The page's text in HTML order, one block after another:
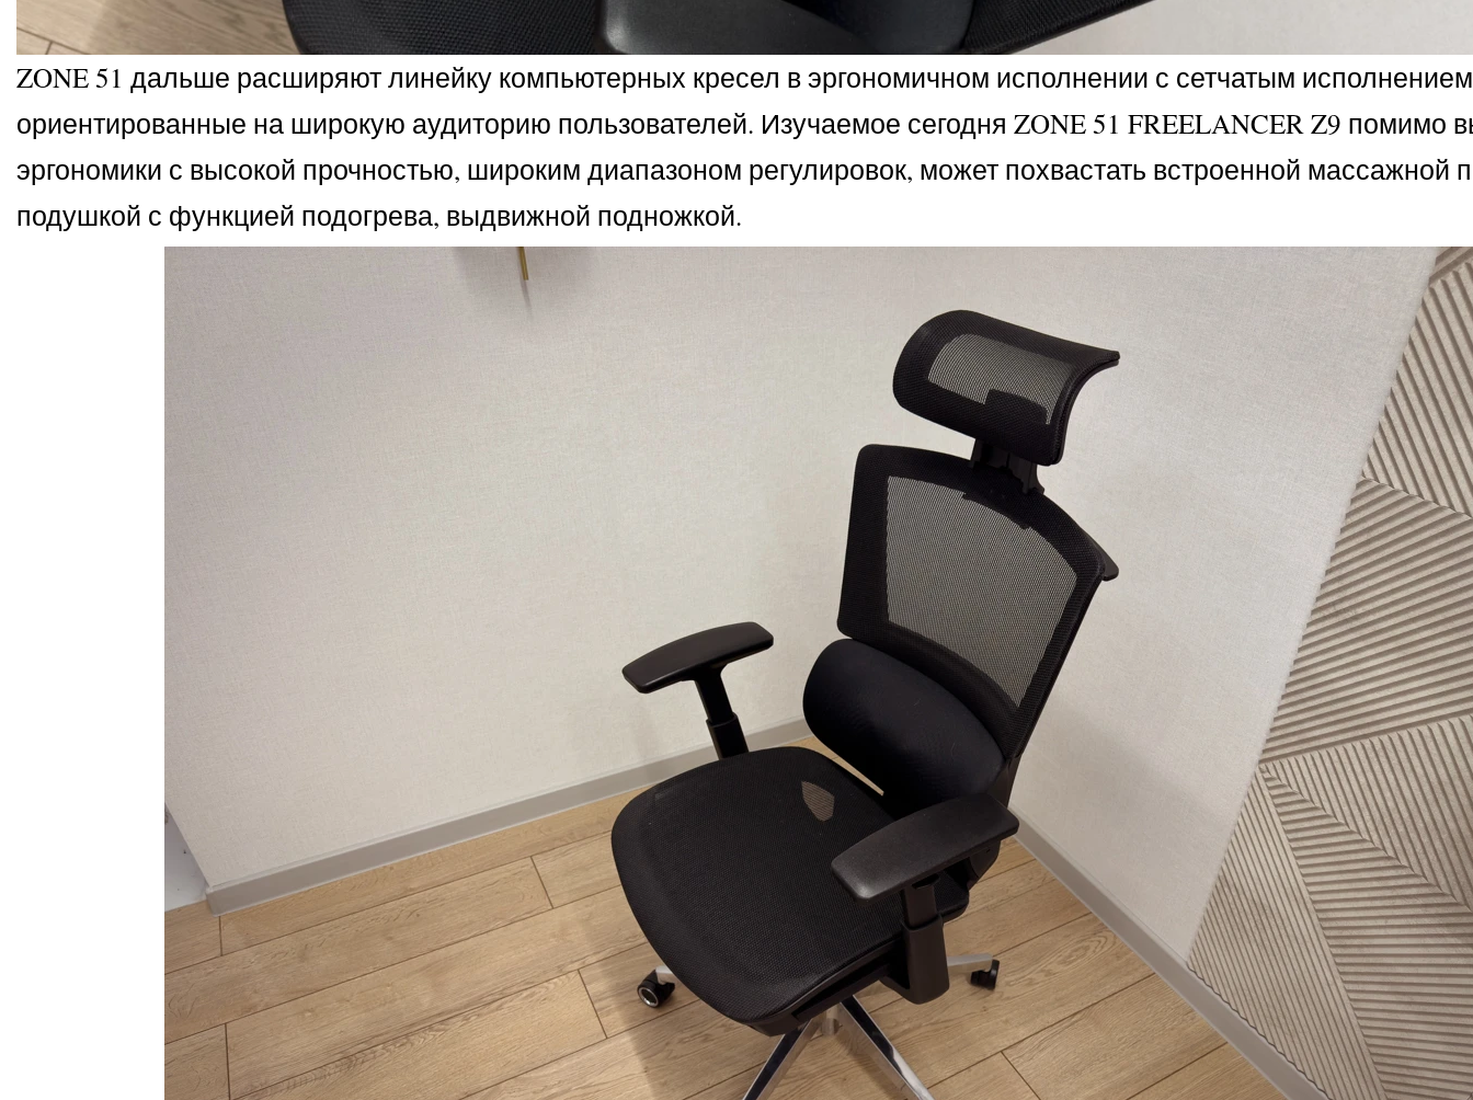
ZONE 51 дальше расширяют линейку компьютерных кресел в эргономичном исполнении с сетчатым
ориентированные на широкую аудиторию пользователей. Изучаемое сегодня ZONE 51 FREELANCER Z9 помимо
эргономики с высокой прочностью, широким диапазоном регулировок, может похвастать встроенной массажной
подушкой с функцией подогрева, выдвижной подножкой.